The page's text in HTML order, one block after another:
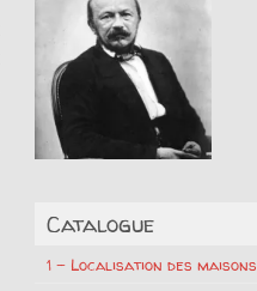
Catalogue
1 – Localisation des maisons